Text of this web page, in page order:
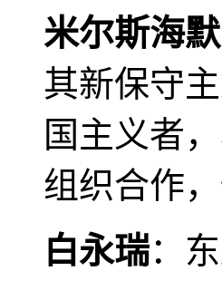
米尔斯海默
其新保守
国主义者
组织合作
白永瑞：